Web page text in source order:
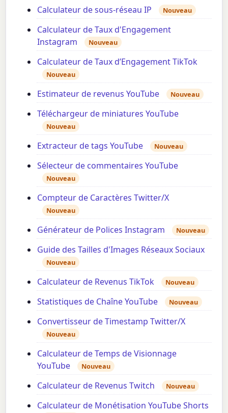
Calculateur de sous-réseau IP
Nouveau
Calculateur de Taux d'Engagement
Instagram
Nouveau
Calculateur de Taux d’Engagement TikTok
Nouveau
Estimateur de revenus YouTube Nouveau
Téléchargeur de miniatures YouTube
Nouveau
Extracteur de tags YouTube Nouveau
Sélecteur de commentaires YouTube
Nouveau
Compteur de Caractères Twitter/X
Nouveau
Générateur de Polices Instagram Nouveau
Guide des Tailles d'Images Réseaux Sociaux
Nouveau
Calculateur de Revenus TikTok Nouveau
Statistiques de Chaîne YouTube Nouveau
Convertisseur de Timestamp Twitter/X
Nouveau
Calculateur de Temps de Visionnage
YouTube
Nouveau
Calculateur de Revenus Twitch Nouveau
Calculateur de Monétisation YouTube Shorts